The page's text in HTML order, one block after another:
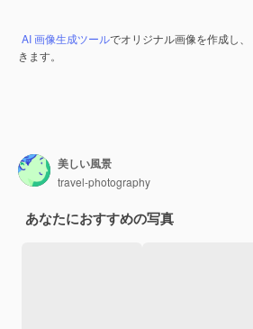
AI 画像生成ツールでオリジナル画像を作成し、
きます。
美しい風景
travel-photography
あなたにおすすめの写真